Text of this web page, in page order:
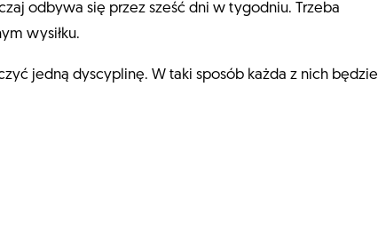
odbywa się przez sześć dni w tygodniu. Trzeba
wysiłku.
jedną dyscyplinę. W taki sposób każda z nich będzie